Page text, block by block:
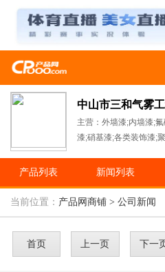
中山市三和气雾
主营：外墙漆;内墙漆;
漆;硝基漆;各类装饰漆;
产品列表 新闻列表
当前位置： 产品网商铺 > 公司新闻
首页 上一页 下一